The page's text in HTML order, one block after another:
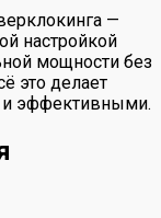
—
настройкой
мощности без
это делает
и эффективными.